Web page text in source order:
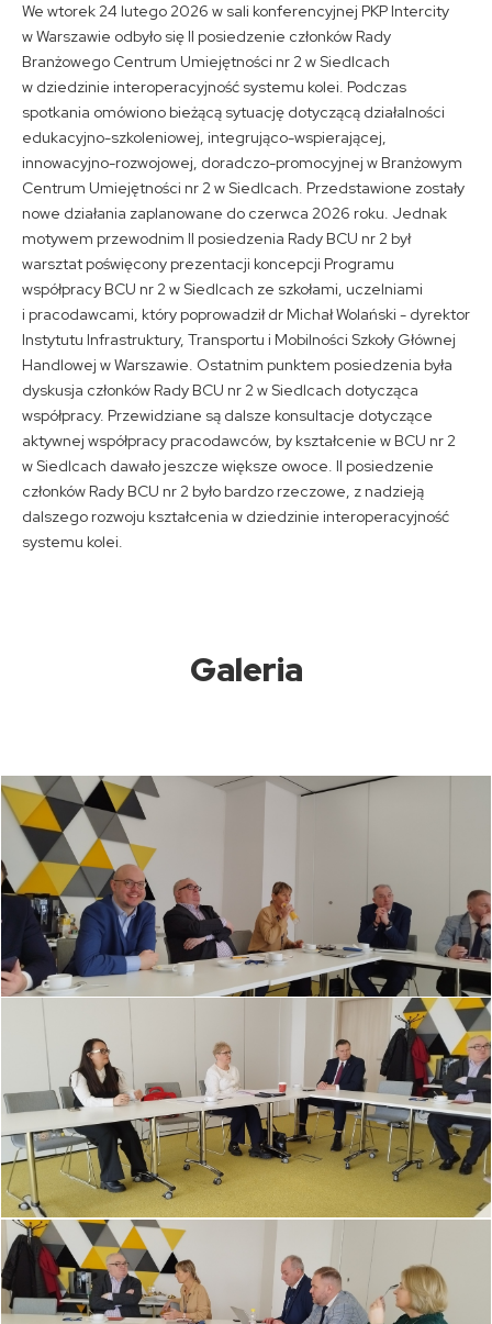
We wtorek 24 lutego 2026 w sali konferencyjnej PKP Intercity
w Warszawie odbyło się II posiedzenie członków Rady
Branżowego Centrum Umiejętności nr 2 w Siedlcach
w dziedzinie interoperacyjność systemu kolei. Podczas
spotkania omówiono bieżącą sytuację dotyczącą działalności
edukacyjno-szkoleniowej, integrująco-wspierającej,
innowacyjno-rozwojowej, doradczo-promocyjnej w Branżowym
Centrum Umiejętności nr 2 w Siedlcach. Przedstawione zostały
nowe działania zaplanowane do czerwca 2026 roku. Jednak
motywem przewodnim II posiedzenia Rady BCU nr 2 był
warsztat poświęcony prezentacji koncepcji Programu
współpracy BCU nr 2 w Siedlcach ze szkołami, uczelniami
i pracodawcami, który poprowadził dr Michał Wolański - dyrektor
Instytutu Infrastruktury, Transportu i Mobilności Szkoły Głównej
Handlowej w Warszawie. Ostatnim punktem posiedzenia była
dyskusja członków Rady BCU nr 2 w Siedlcach dotycząca
współpracy. Przewidziane są dalsze konsultacje dotyczące
aktywnej współpracy pracodawców, by kształcenie w BCU nr 2
w Siedlcach dawało jeszcze większe owoce. II posiedzenie
członków Rady BCU nr 2 było bardzo rzeczowe, z nadzieją
dalszego rozwoju kształcenia w dziedzinie interoperacyjność
systemu kolei.
Galeria